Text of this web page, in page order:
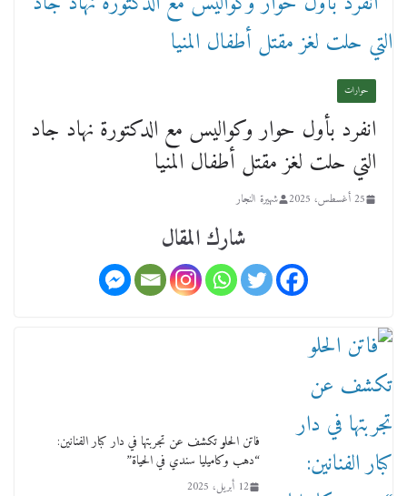
ورحل أبو القانون الدولي هكذا نعي المستشار سامح
عبد الحكم استاذه مفيد شهاب
حوارات
انفرد بأول حوار وكواليس مع الدكتورة نهاد جاد
التي حلت لغز مقتل أطفال المنيا
25 أغسطس، 2025 شهيرة النجار
شارك المقال
فاتن الحلو تكشف عن تجربتها في دار كبار الفنانين:
“دهب وكاميليا سندي في الحياة”
12 أبريل، 2025